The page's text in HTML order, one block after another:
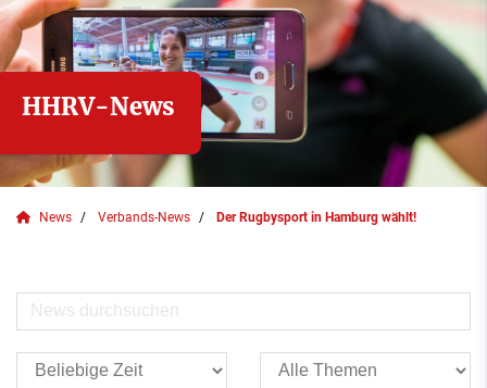
HHRV-News
News Verbands-News Der Rugbysport in Hamburg wählt!